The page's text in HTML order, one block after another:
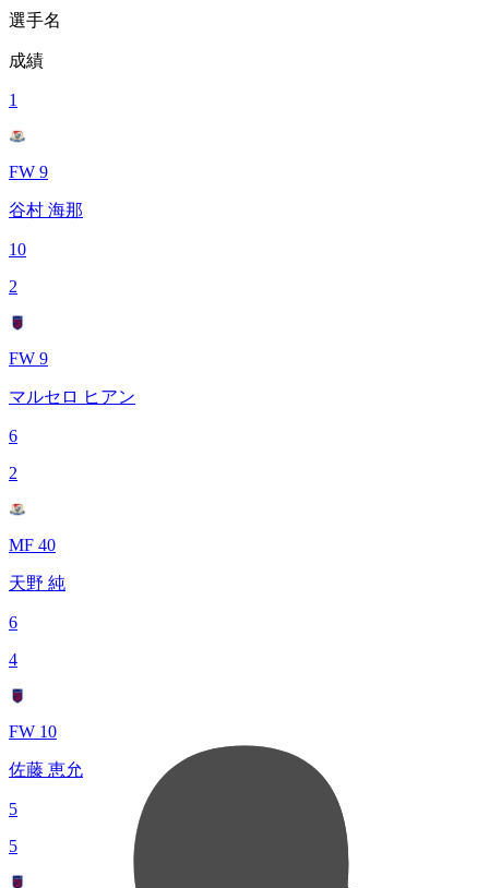
選手名
成績
1
FW 9
谷村 海那
10
2
FW 9
マルセロ ヒアン
6
2
MF 40
天野 純
6
4
FW 10
佐藤 恵允
5
5